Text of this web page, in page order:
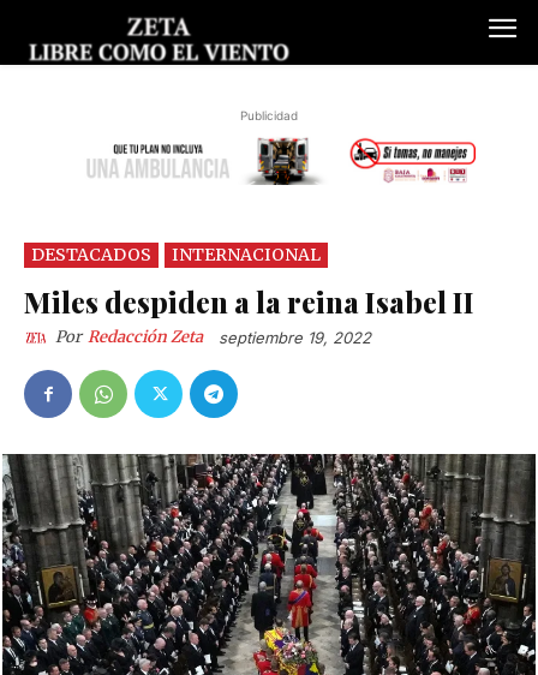
Publicidad
DESTACADOS INTERNACIONAL
Miles despiden a la reina Isabel II
Por Redacción Zeta septiembre 19, 2022